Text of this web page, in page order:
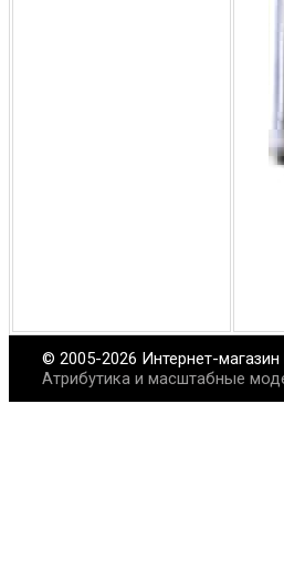
© 2005-2026 Интернет-
Атрибутика и масштабные